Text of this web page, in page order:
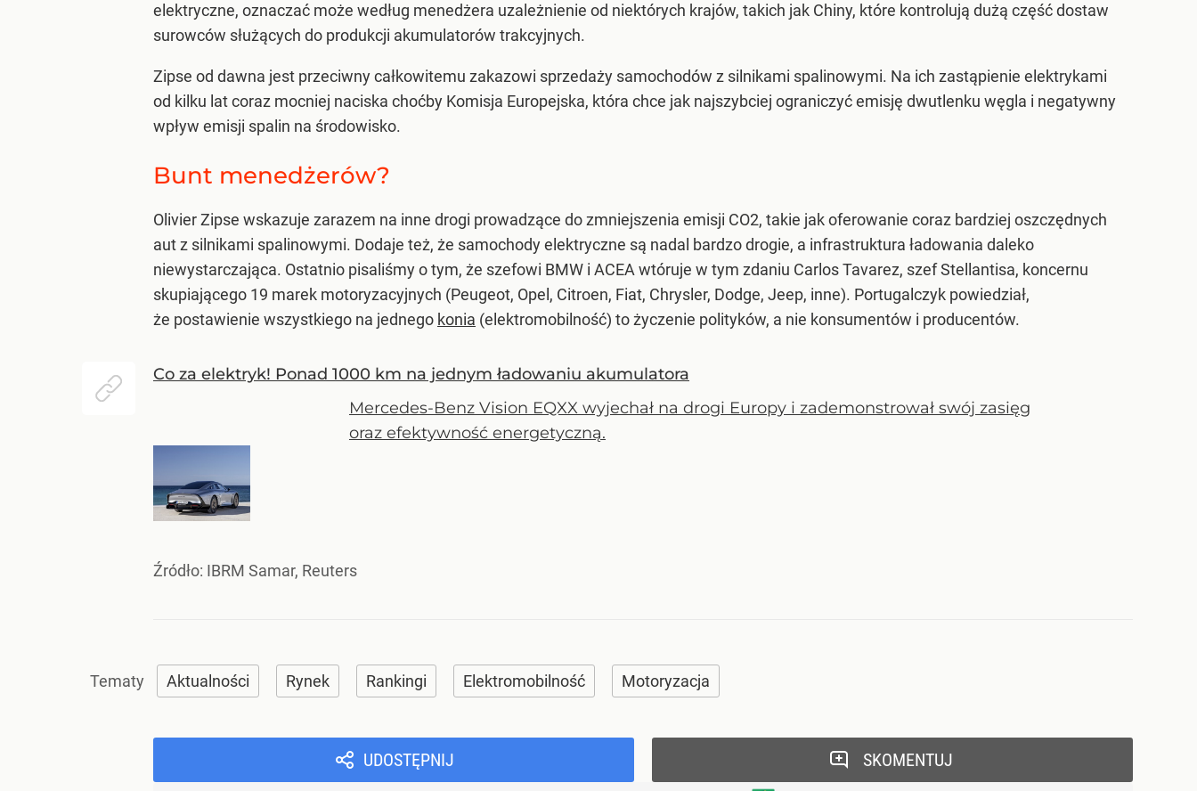
elektryczne, oznaczać może według menedżera uzależnienie od niektórych krajów, takich jak Chiny, które kontrolują dużą część dostaw
surowców służących do produkcji akumulatorów trakcyjnych.
Zipse od dawna jest przeciwny całkowitemu zakazowi sprzedaży samochodów z silnikami spalinowymi. Na ich zastąpienie elektrykami
od kilku lat coraz mocniej naciska choćby Komisja Europejska, która chce jak najszybciej ograniczyć emisję dwutlenku węgla i negatywny
wpływ emisji spalin na środowisko.
Bunt menedżerów?
Olivier Zipse wskazuje zarazem na inne drogi prowadzące do zmniejszenia emisji CO2, takie jak oferowanie coraz bardziej oszczędnych
aut z silnikami spalinowymi. Dodaje też, że samochody elektryczne są nadal bardzo drogie, a infrastruktura ładowania daleko
niewystarczająca. Ostatnio pisaliśmy o tym, że szefowi BMW i ACEA wtóruje w tym zdaniu Carlos Tavarez, szef Stellantisa, koncernu
skupiającego 19 marek motoryzacyjnych (Peugeot, Opel, Citroen, Fiat, Chrysler, Dodge, Jeep, inne). Portugalczyk powiedział,
że postawienie wszystkiego na jednego konia (elektromobilność) to życzenie polityków, a nie konsumentów i producentów.
Co za elektryk! Ponad 1000 km na jednym ładowaniu akumulatora
Mercedes-Benz Vision EQXX wyjechał na drogi Europy i zademonstrował swój zasięg
oraz efektywność energetyczną.
Źródło: IBRM Samar, Reuters
Aktualności Rynek Rankingi Elektromobilność Motoryzacja
UDOSTĘPNIJ SKOMENTUJ